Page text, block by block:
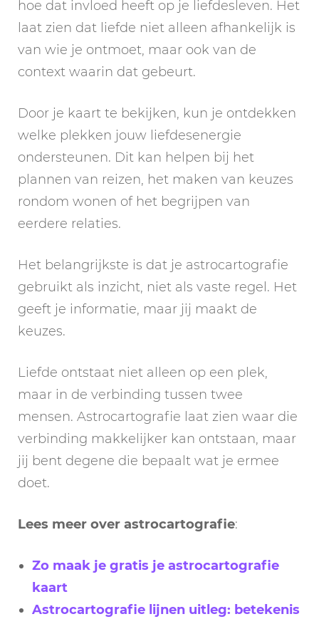
hoe dat invloed heeft op je liefdesleven. Het
laat zien dat liefde niet alleen afhankelijk is
van wie je ontmoet, maar ook van de
context waarin dat gebeurt.
Door je kaart te bekijken, kun je ontdekken
welke plekken jouw liefdesenergie
ondersteunen. Dit kan helpen bij het
plannen van reizen, het maken van keuzes
rondom wonen of het begrijpen van
eerdere relaties.
Het belangrijkste is dat je astrocartografie
gebruikt als inzicht, niet als vaste regel. Het
geeft je informatie, maar jij maakt de
keuzes.
Liefde ontstaat niet alleen op een plek,
maar in de verbinding tussen twee
mensen. Astrocartografie laat zien waar die
verbinding makkelijker kan ontstaan, maar
jij bent degene die bepaalt wat je ermee
doet.
Lees meer over astrocartografie:
Zo maak je gratis je astrocartografie
kaart
Astrocartografie lijnen uitleg: betekenis